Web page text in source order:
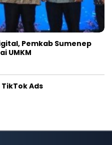
Pemkab Sumenep
UMKM
Ads